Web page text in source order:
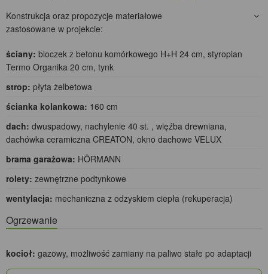
Konstrukcja oraz propozycje materiałowe
zastosowane w projekcie:
ściany: bloczek z betonu komórkowego H+H 24 cm, styropian
Termo Organika 20 cm, tynk
strop: płyta żelbetowa
ścianka kolankowa: 160 cm
dach: dwuspadowy, nachylenie 40 st. , więźba drewniana,
dachówka ceramiczna CREATON, okno dachowe VELUX
brama garażowa: HÖRMANN
rolety: zewnętrzne podtynkowe
wentylacja: mechaniczna z odzyskiem ciepła (rekuperacja)
Ogrzewanie
kocioł: gazowy, możliwość zamiany na paliwo stałe po adaptacji